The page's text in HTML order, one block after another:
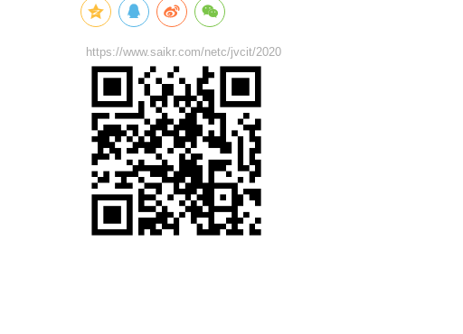
https://www.saikr.com/netc/jvcit/2020